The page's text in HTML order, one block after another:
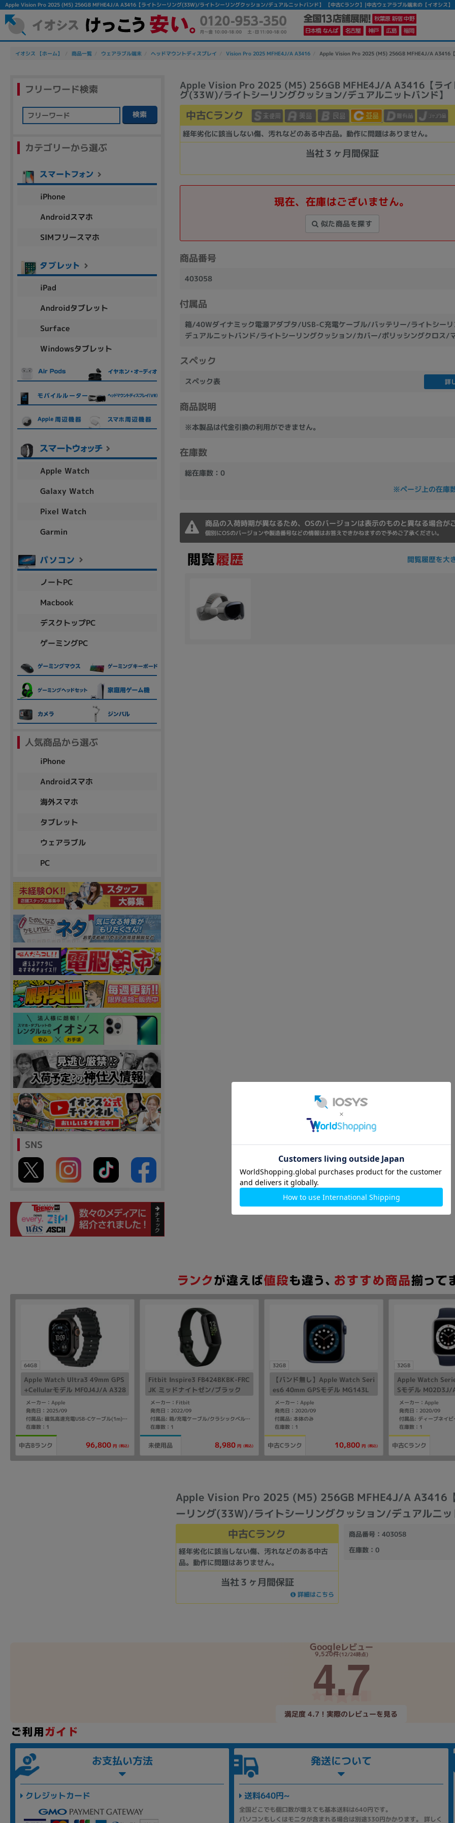
Apple Vision Pro 2025 (M5) 256GB MFHE4J/A A3416【ライトシーリング(33W)/ライトシーリングクッション/デュアルニットバンド】 【中古Cランク】|中古ウェアラブル端末の【イオシス】
イオシス 【ホーム】 商品一覧 ウェアラブル端末 ヘッドマウントディスプレイ Vision Pro 2025 MFHE4J/A A3416 Apple Vision Pro 2025 (M5) 256GB MFHE4J/A A3416
Apple Vision Pro 2025 (M5) 256GB MFHE4J/A A3416【ライ
グ(33W)/ライトシーリングクッション/デュアルニットバンド】
中古Cランク
経年劣化に該当しない傷、汚れなどのある中古品。動作に問題はありません。
当社３ヶ月間保証
現在、在庫はございません。
似た商品を探す
商品番号
403058
付属品
箱/40Wダイナミック電源アダプタ/USB-C充電ケーブル/バッテリー/ライトシー
デュアルニットバンド/ライトシーリングクッション/カバー/ポリッシングクロス/
スペック
スペック表 詳
商品説明
※本製品は代金引換の利用ができません。
在庫数
総在庫数：0
※ページ上の在庫
商品の入荷時期が異なるため、OSのバージョンは表示のものと異なる場合が
個別にOSのバージョンや製造番号などの情報はお答えできかねますので予めご了承ください。
閲覧履歴を大
フリーワード検索
検索
カテゴリーから選ぶ
iPhone
Androidスマホ
SIMフリースマホ
iPad
Androidタブレット
Surface
Windowsタブレット
Apple Watch
Galaxy Watch
Pixel Watch
Garmin
ノートPC
Macbook
デスクトップPC
ゲーミングPC
人気商品から選ぶ
iPhone
Androidスマホ
海外スマホ
タブレット
ウェアラブル
PC
SNS
64GB
Apple Watch Ultra3 49mm GPS
+Cellularモデル MF0J4J/A A328
1【ブラックチタニウムケース/ブ
ラックオーシャンバンド】
メーカー：Apple
発売日：2025/09
付属品: 磁気高速充電USB-Cケーブル(1m)/ブラックオーシャンバンド
在庫数：1
中古Bランク 96,800 円 (税込)
Fitbit Inspire3 FB424BKBK-FRC
JK ミッドナイトゼン/ブラック
メーカー：Fitbit
発売日：2022/09
付属品: 箱/充電ケーブル/クラシックベルト/マニュアル
在庫数：1
未使用品 8,980 円 (税込)
32GB
【バンド無し】Apple Watch Seri
es6 40mm GPSモデル MG143L
L/A A2291【ブルーアルミニウム
ケース】
メーカー：Apple
発売日：2020/09
付属品: 本体のみ
在庫数：1
中古Cランク 10,800 円 (税込)
32GB
Apple Watch
Sモデル
A A2292【シルバ
ケース/ディープ
ツバンド】
メーカー：Apple
発売日：2020/09
付属品: ディープネイ
在庫数：1
中古Cランク
Apple Vision Pro 2025 (M5) 256GB MFHE4J/A A3416
ーリング(33W)/ライトシーリングクッション/デュアルニッ
中古Cランク
経年劣化に該当しない傷、汚れなどのある中古
品。動作に問題はありません。
当社３ヶ月間保証
詳細はこちら
商品番号：403058
在庫数：0
Googleレビュー
9,520件(12/24時点)
4.7
満足度 4.7！実際のレビューを見る
お支払い方法
クレジットカード
発送について
送料640円~
全国どこでも個口数が増えても基本送料は640円です。
パソコンもしくはモニタが含まれる場合は別途330円かかります。 詳しく
かんたんパソコン検索に切り替える
除外ワード
人気の検索ワード：Let's note EliteBook
カテゴリー
ノートPC デスクPC
商品シリーズ名・ブランド名の絞り込み。
Thinkpad
aspire Inspiron
メーカー
商品の搭載機能による絞り込み
Webカメラ内蔵
ドライブ
ドライブの絞り込み
ランク
商品状態の絞り込み
新品/未使用 中古 新品
CPUの絞り込み
MacOS ChromeOS その他
メモリ
~
容量
~
円 ～
各項目のチェックボックスは「or検索」となります。